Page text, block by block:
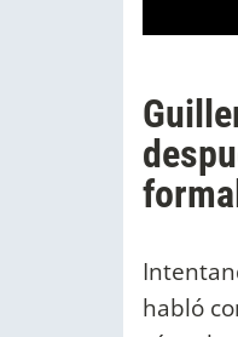
habló